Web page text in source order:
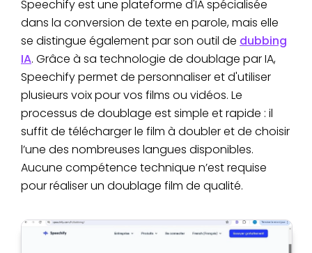
Speechify est une plateforme d'IA spécialisée
dans la conversion de texte en parole, mais elle
se distingue également par son outil de dubbing
IA. Grâce à sa technologie de doublage par IA,
Speechify permet de personnaliser et d'utiliser
plusieurs voix pour vos films ou vidéos. Le
processus de doublage est simple et rapide : il
suffit de télécharger le film à doubler et de choisir
l’une des nombreuses langues disponibles.
Aucune compétence technique n’est requise
pour réaliser un doublage film de qualité.